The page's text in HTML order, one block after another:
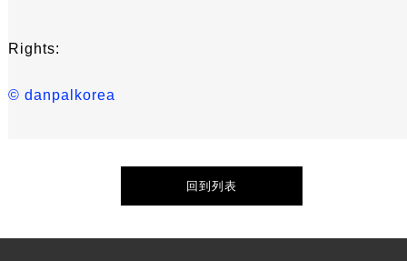
Rights:
© danpalkorea
回到列表